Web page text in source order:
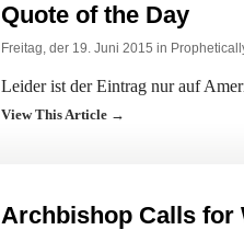
Quote of the Day
Freitag, der 19. Juni 2015 in
Leider ist der Eintrag nur auf
View This Article →
Archbishop Calls for